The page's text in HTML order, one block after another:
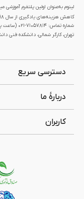
لینوم به‌عنوان اولین پلتفرم
کاهش هزینه‌های یادگیری از سال 1398 فعالیت خود را آغاز کرده‌است.
شماره تماس: 71057814-021 (ساعت پاسخگویی ۹ الی ۱۸)
تهران، کارگر شمالی، دانشکده فنی
دسترسی سریع
دربارۀ ما
کاربران